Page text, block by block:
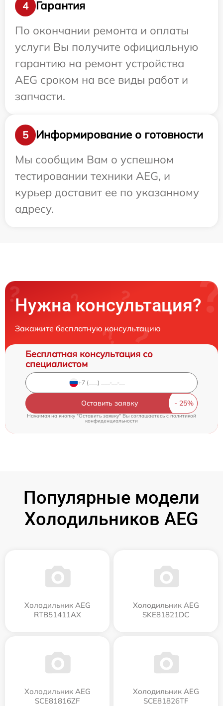
4
Гарантия
По окончании ремонта и оплаты
услуги Вы получите официальную
гарантию на ремонт устройства
AEG сроком на все виды работ и
запчасти.
5
Информирование о готовности
Мы сообщим Вам о успешном
тестировании техники AEG, и
курьер доставит ее по указанному
адресу.
Нужна консультация?
Закажите бесплатную консультацию
Бесплатная консультация со
специалистом
Оставить заявку
Нажимая на кнопку "Оставить заявку" Вы соглашаетесь cполитикой
конфиденциальности
Популярные модели
Холодильников AEG
Холодильник AEG
RTB51411AX
Холодильник AEG
SKE81821DC
Холодильник AEG
SCE81816ZF
Холодильник AEG
SCE81826TF